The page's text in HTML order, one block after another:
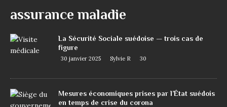
assurance maladie
La Sécurité Sociale suédoise — trois cas de
figure
30 janvier 2025 Sylvie R 30
Mesures économiques prises par l’État suédois
en temps de crise du corona